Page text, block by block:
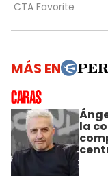
MÁS EN
la